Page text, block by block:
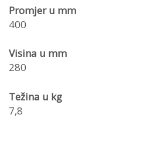
Promjer u mm
400
Visina u mm
280
Težina u kg
7,8